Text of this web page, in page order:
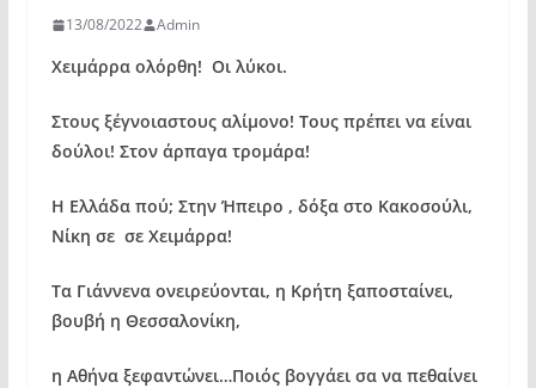
13/08/2022 Admin
Χειμάρρα ολόρθη! Οι λύκοι.
Στους ξέγνοιαστους αλίμονο! Τους πρέπει να είναι
δούλοι! Στον άρπαγα τρομάρα!
Η Ελλάδα πού; Στην Ήπειρο , δόξα στο Κακοσούλι,
Νίκη σε σε Χειμάρρα!
Τα Γιάννενα ονειρεύονται, η Κρήτη ξαποσταίνει,
βουβή η Θεσσαλονίκη,
η Αθήνα ξεφαντώνει…Ποιός βογγάει σα να πεθαίνει